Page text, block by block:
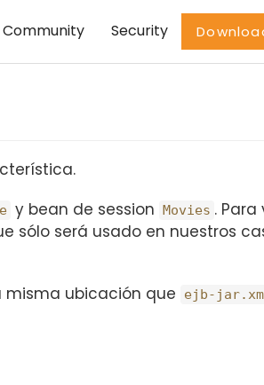
Community Security
y bean de session Movies .
sólo será usado en nuestros
misma ubicación que ejb-